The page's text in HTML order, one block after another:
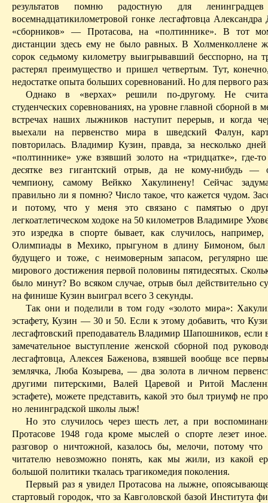
результатов помню радостную для
восемнадцатикилометровой гонке лесгафтовца
«сборников» — Протасова, на «полтиннике». В тот
дистанции здесь ему не было равных. В Холменколлене
сорок седьмому километру выигрывавший бесспорно, на
растерял преимущество и пришел четвертым. Тут,
недостатке опыта больших соревнований. Но для первого
Однако в «верхах» решили по-другому. Не
студенческих соревнованиях, на уровне главной сборной в
встречах наших лыжников наступит перерыв, и когда
выехали на первенство мирав шведский Фалун,
повторилась. Владимир Кузин, правда, за несколько дней
«полтиннике» уже взявший золото на «тридцатке», где-
десятке вез гигантский отрыв, да не кому-нибудь —
чемпиону, самому Вейкко Хакулинену! Сейчас
правильно ли я помню? Число такое, что кажется чудом.
и потому, что у меня это связано с памятью о
легкоатлетическом ходоке на 50 километров Владимире
это изредка в спорте бывает, как случилось,
Олимпиады в Мехико, прыгуном в длину Бимоном, был
будущего и тоже, с неимоверным запасом, регулярно
мирового достижения первой половины пятидесятых.
было минут? Во всяком случае, отрыв был действительно
на финише Кузин выиграл всего 3 секунды.
Так они и поделили в том году «золото мира»:
эстафету, Кузин — 30 и 50. Если к этому добавить, что
лесгафтовский преподаватель Владимир Шапошников, если
замечательное выступление женской сборной под
лесгафтовца, Алексея Баженова, взявшей вообще все
землячка, Люба Козырева, — два золота в личном
другими питерскими, Валей Царевой и Ритой
эстафете), можете представить, какой это был триумф не
но ленинградской школы лыж!
Но это случилось через шесть лет, а при
Протасове 1948 года кроме мыслей о спорте лезет
разговор о ничтожной, казалось бы, мелочи, потому что
читателю невозможно понять, как мы жили, из какой
большой политики ткалась трагикомедия поколения.
Первый раз я увидел Протасова на лыжне,
стартовый городок, что за Кавголовской базой Института